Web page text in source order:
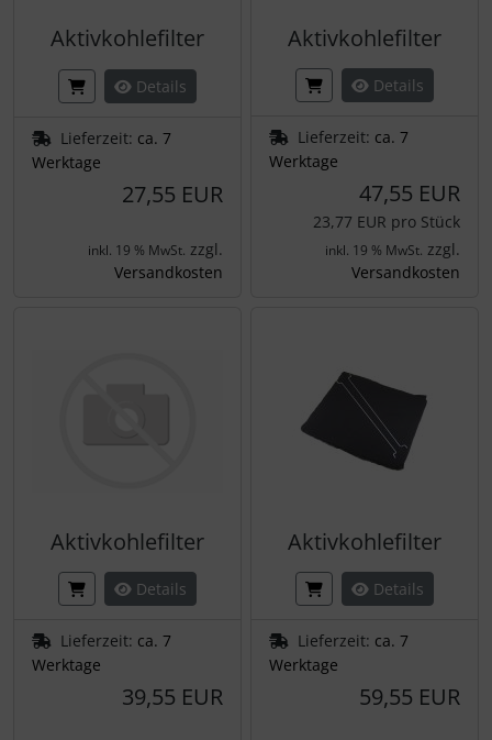
Aktivkohlefilter
Details
Lieferzeit: ca. 7
Werktage
27,55 EUR
inkl. 19 % MwSt. zzgl.
Versandkosten
Aktivkohlefilter
Details
Lieferzeit: ca. 7
Werktage
47,55 EUR
23,77 EUR pro Stück
inkl. 19 % MwSt. zzgl.
Versandkosten
Aktivkohlefilter
Details
Lieferzeit: ca. 7
Werktage
39,55 EUR
Aktivkohlefilter
Details
Lieferzeit: ca. 7
Werktage
59,55 EUR